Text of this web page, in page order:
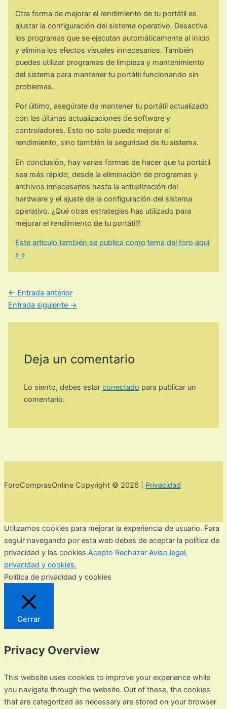
Otra forma de mejorar el rendimiento de tu portátil es
ajustar la configuración del sistema operativo. Desactiva
los programas que se ejecutan automáticamente al inicio
y elimina los efectos visuales innecesarios. También
puedes utilizar programas de limpieza y mantenimiento
del sistema para mantener tu portátil funcionando sin
problemas.
Por último, asegúrate de mantener tu portátil actualizado
con las últimas actualizaciones de software y
controladores. Esto no solo puede mejorar el
rendimiento, sino también la seguridad de tu sistema.
En conclusión, hay varias formas de hacer que tu portátil
sea más rápido, desde la eliminación de programas y
archivos innecesarios hasta la actualización del
hardware y el ajuste de la configuración del sistema
operativo. ¿Qué otras estrategias has utilizado para
mejorar el rendimiento de tu portátil?
Este artículo también se publica como tema del foro aquí
» »
← Entrada anterior
Entrada siguiente →
Deja un comentario
Lo siento, debes estarconectado para publicar un
comentario.
ForoComprasOnline Copyright © 2026 | Privacidad
Utilizamos cookies para mejorar la experiencia de usuario. Para
seguir navegando por esta web debes de aceptar la política de
privacidad y las cookies.Acepto Rechazar Aviso legal,
privacidad y cookies.
Política de privacidad y cookies
Cerrar
Privacy Overview
This website uses cookies to improve your experience while
you navigate through the website. Out of these, the cookies
that are categorized as necessary are stored on your browser